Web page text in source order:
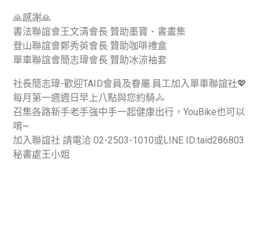
🙏感謝🙏
書法聯誼會王文清會長 贊助墨寶、書畫集
登山聯誼會鄭秀英會長 贊助咖啡禮盒
單車聯誼會簡志瑋會長 贊助冰涼袖套
社長簡志瑋-歡迎TAID會員及眷屬.員工加入單車聯誼社💖
每月第一週週日早上八點與您約騎🚴
召集各路新手老手強中手一起健康出行，YouBike也可以
唷~
加入聯誼社 請電洽 02-2503-1010或LINE ID:taid286803
秘書處王小姐